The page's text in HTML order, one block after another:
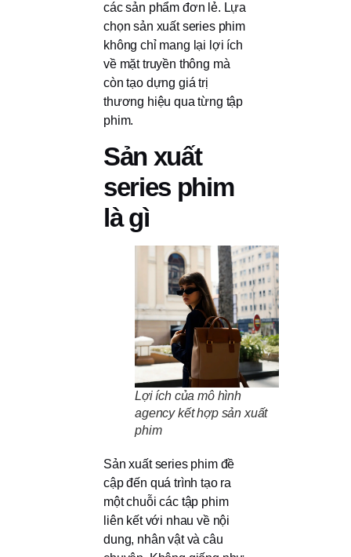
các sản phẩm đơn lẻ. Lựa
chọn sản xuất series phim
không chỉ mang lại lợi ích
về mặt truyền thông mà
còn tạo dựng giá trị
thương hiệu qua từng tập
phim.
Sản xuất
series phim
là gì
Lợi ích của mô hình
agency kết hợp sản xuất
phim
Sản xuất series phim đề
cập đến quá trình tạo ra
một chuỗi các tập phim
liên kết với nhau về nội
dung, nhân vật và câu